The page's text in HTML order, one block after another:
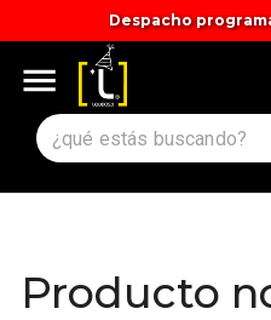
Despacho
Tiempos y
Producto